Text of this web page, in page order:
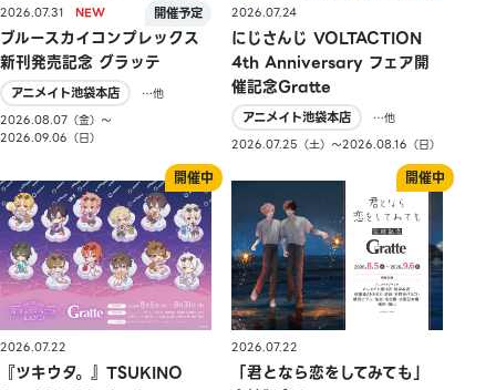
2026.07.31
ブルースカイコンプレックス
新刊発売記念 グラッテ
アニメイト池袋本店
…他
2026.08.07（金）〜
2026.09.06（日）
2026.07.24
にじさんじ VOLTACTION
4th Anniversary フェア開
催記念Gratte
アニメイト池袋本店
…他
2026.07.25（土）〜2026.08.16（日）
2026.07.22
『ツキウタ。』TSUKINO
2026.07.22
「君となら恋をしてみても」